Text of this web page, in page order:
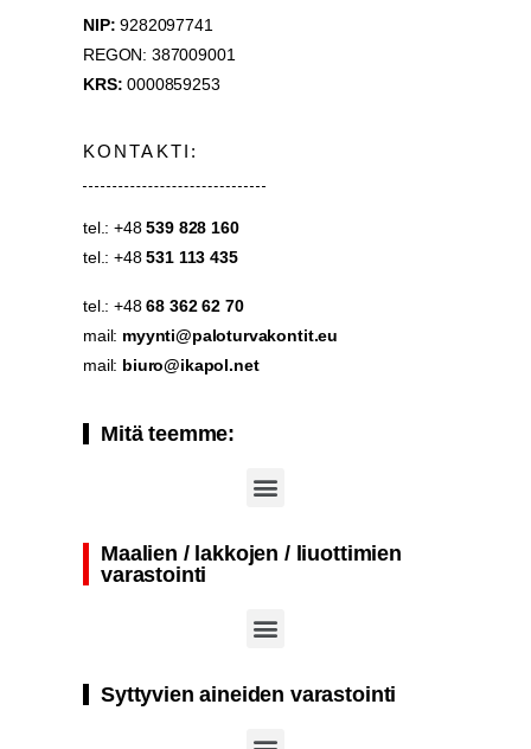
NIP: 9282097741
REGON: 387009001
KRS: 0000859253
KONTAKTI:
tel.: +48539 828 160
tel.: +48531 113 435
tel.: +4868 362 62 70
mail: myynti@paloturvakontit.eu
mail: biuro@ikapol.net
Mitä teemme:
Maalien / lakkojen / liuottimien
varastointi
Syttyvien aineiden varastointi